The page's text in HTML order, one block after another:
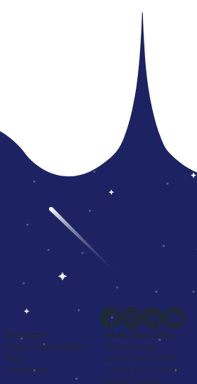
Serviços
Seja um Revendedor
Blog
Assinatura
Mais Buscados
Alfabetização
Livros para Bebês
Livros para Colorir
Apoio Escolar